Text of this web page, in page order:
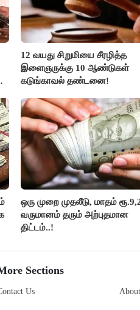
12 வயது சிறுமியை சீரழித்த
இளைஞருக்கு 10 ஆண்டுகள்
கடுங்காவல் தண்டனை!
ஒரு முறை முதலீடு, மாதம்
வருமானம் தரும் அற்புதமான
திட்டம்..!
Sections
Us